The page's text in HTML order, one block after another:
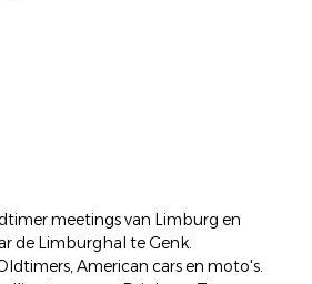
meetings van Limburg en
de Limburghal te Genk.
American cars en moto's.